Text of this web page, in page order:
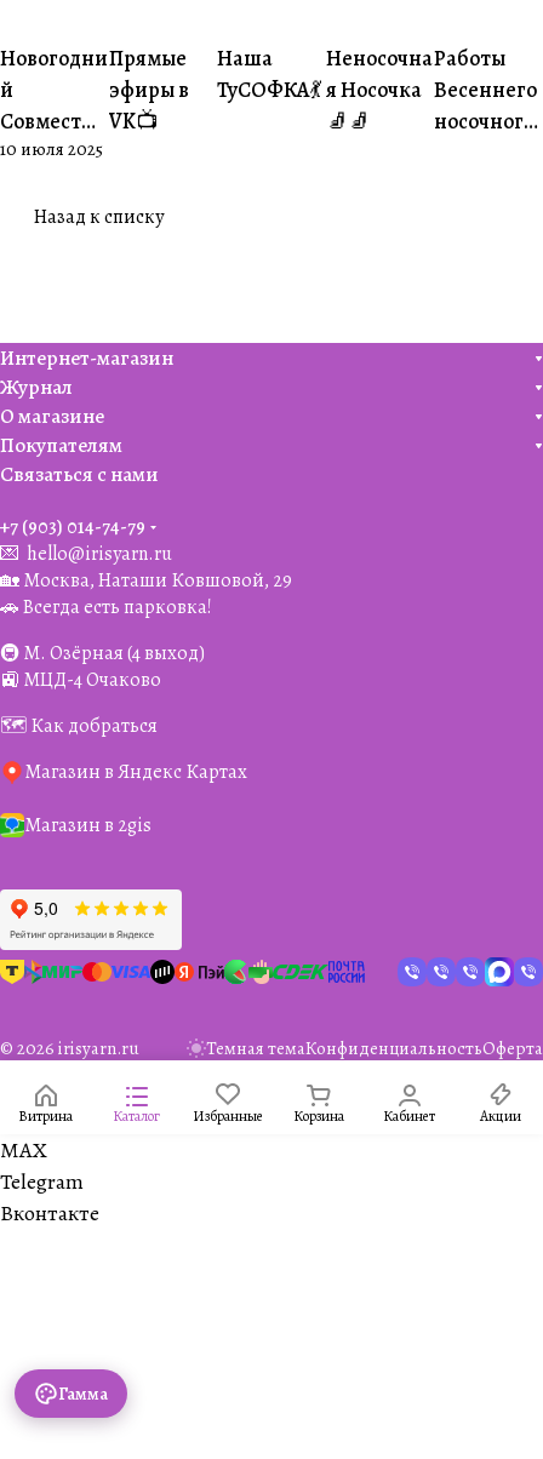
#Совместники
Новогодни
й
Совместни
к🎄
10 июля 2025
#Житуха
Прямые
эфиры в
VK📺
#Совместники
Наша
ТуСОФКА💃
#Ваше
творчество
Неносочна
я Носочка
🧦🧦
#Ваше
Работы
Весеннего
носочного
Назад к списку
Интернет-магазин
Журнал
О магазине
Покупателям
Связаться с нами
+7 (903) 014-74-79‬
💌 hello@irisyarn.ru
🏡 Москва, Наташи Ковшовой, 29
🚗 Всегда есть парковка!
🚇 М. Озёрная (4 выход)
🚉 МЦД-4 Очаково
🗺️ Как добраться
Магазин в Яндекс Картах
Магазин в 2gis
© 2026 irisyarn.ru Темная темаКонфиденциальностьОферта
Витрина Каталог Избранные Корзина Кабинет Акции
Гамма
MAX
Telegram
Вконтакте